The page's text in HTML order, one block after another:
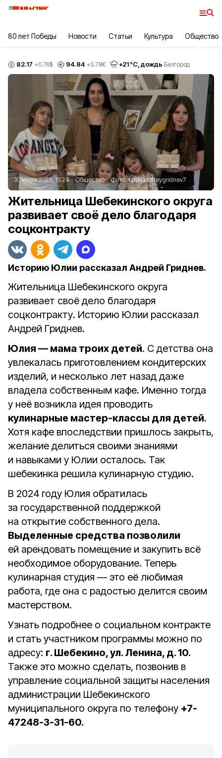
80 лет Победы Новости Статьи Культура Общество
82.17 +0.76$ 94.84 +0.78€ +21°С, дождь Белгород
30 июля 2025, 15:24 Общество Фото:t.me/andreygridnev7
Жительница Шебекинского округа
развивает своё дело благодаря
соцконтракту
Историю Юлии рассказал Андрей Гриднев.
Жительница Шебекинского округа
развивает своё дело благодаря
соцконтракту. Историю Юлии рассказал
Андрей Гриднев.
Юлия — мама троих детей. С детства она
увлекалась приготовлением кондитерских
изделий, и несколько лет назад даже
владела собственным кафе. Именно тогда
у неё возникла идея проводить
кулинарные мастер-классы для детей.
Хотя кафе впоследствии пришлось закрыть,
желание делиться своими знаниями
и навыками у Юлии осталось. Так
шебекинка решила кулинарную студию.
В 2024 году Юлия обратилась
за государственной поддержкой
на открытие собственного дела.
Выделенные средства позволили
ей арендовать помещение и закупить всё
необходимое оборудование. Теперь
кулинарная студия — это её любимая
работа, где она с радостью делится своим
мастерством.
Узнать подробнее о социальном контракте
и стать участником программы можно по
адресу: г. Шебекино, ул. Ленина, д. 10.
Также это можно сделать, позвонив в
управление социальной защиты населения
администрации Шебекинского
муниципального округа по телефону +7-
47248-3-31-60.